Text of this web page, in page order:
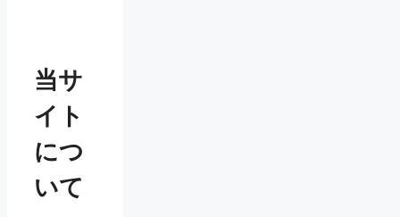
当サ
イト
につ
いて